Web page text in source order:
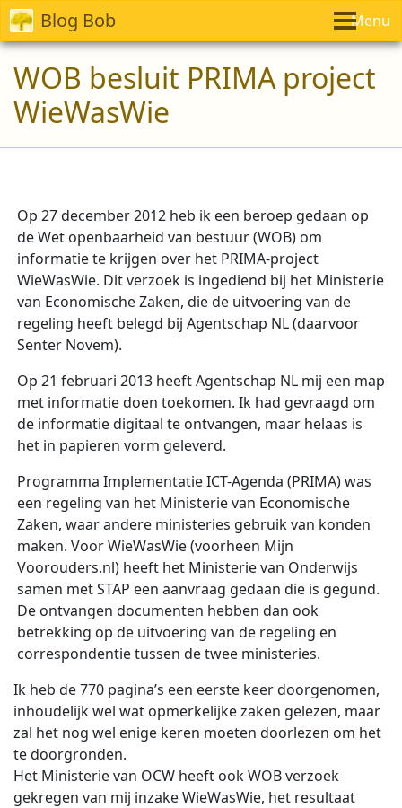
Blog Bob Menu
WOB besluit PRIMA project
WieWasWie
Op 27 december 2012 heb ik een beroep gedaan op
de Wet openbaarheid van bestuur (WOB) om
informatie te krijgen over het PRIMA-project
WieWasWie. Dit verzoek is ingediend bij het Ministerie
van Economische Zaken, die de uitvoering van de
regeling heeft belegd bij Agentschap NL (daarvoor
Senter Novem).
Op 21 februari 2013 heeft Agentschap NL mij een map
met informatie doen toekomen. Ik had gevraagd om
de informatie digitaal te ontvangen, maar helaas is
het in papieren vorm geleverd.
Programma Implementatie ICT-Agenda (PRIMA) was
een regeling van het Ministerie van Economische
Zaken, waar andere ministeries gebruik van konden
maken. Voor WieWasWie (voorheen Mijn
Voorouders.nl) heeft het Ministerie van Onderwijs
samen met STAP een aanvraag gedaan die is gegund.
De ontvangen documenten hebben dan ook
betrekking op de uitvoering van de regeling en
correspondentie tussen de twee ministeries.
Ik heb de 770 pagina’s een eerste keer doorgenomen,
inhoudelijk wel wat opmerkelijke zaken gelezen, maar
zal het nog wel enige keren moeten doorlezen om het
te doorgronden.
Het Ministerie van OCW heeft ook WOB verzoek
gekregen van mij inzake WieWasWie, het resultaat